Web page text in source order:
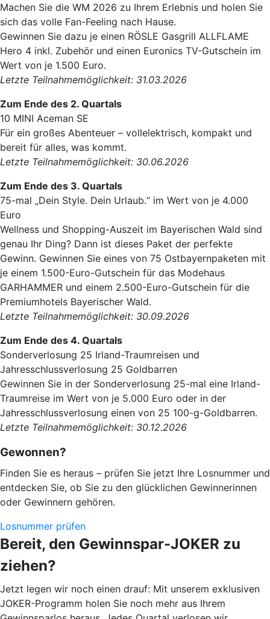
Machen Sie die WM 2026 zu Ihrem Erlebnis und holen Sie
sich das volle Fan-Feeling nach Hause.
Gewinnen Sie dazu je einen RÖSLE Gasgrill ALLFLAME
Hero 4 inkl. Zubehör und einen Euronics TV-Gutschein im
Wert von je 1.500 Euro.
Letzte Teilnahmemöglichkeit: 31.03.2026
Zum Ende des 2. Quartals
10 MINI Aceman SE
Für ein großes Abenteuer – vollelektrisch, kompakt und
bereit für alles, was kommt.
Letzte Teilnahmemöglichkeit: 30.06.2026
Zum Ende des 3. Quartals
75-mal „Dein Style. Dein Urlaub.“ im Wert von je 4.000
Euro
Wellness und Shopping-Auszeit im Bayerischen Wald sind
genau Ihr Ding? Dann ist dieses Paket der perfekte
Gewinn. Gewinnen Sie eines von 75 Ostbayernpaketen mit
je einem 1.500-Euro-Gutschein für das Modehaus
GARHAMMER und einem 2.500-Euro-Gutschein für die
Premiumhotels Bayerischer Wald.
Letzte Teilnahmemöglichkeit: 30.09.2026
Zum Ende des 4. Quartals
Sonderverlosung 25 Irland-Traumreisen und
Jahresschlussverlosung 25 Goldbarren
Gewinnen Sie in der Sonderverlosung 25-mal eine Irland-
Traumreise im Wert von je 5.000 Euro oder in der
Jahresschlussverlosung einen von 25 100-g-Goldbarren.
Letzte Teilnahmemöglichkeit: 30.12.2026
Gewonnen?
Finden Sie es heraus – prüfen Sie jetzt Ihre Losnummer und
entdecken Sie, ob Sie zu den glücklichen Gewinnerinnen
oder Gewinnern gehören.
Losnummer prüfen
Bereit, den Gewinnspar-JOKER zu
ziehen?
Jetzt legen wir noch einen drauf: Mit unserem exklusiven
JOKER-Programm holen Sie noch mehr aus Ihrem